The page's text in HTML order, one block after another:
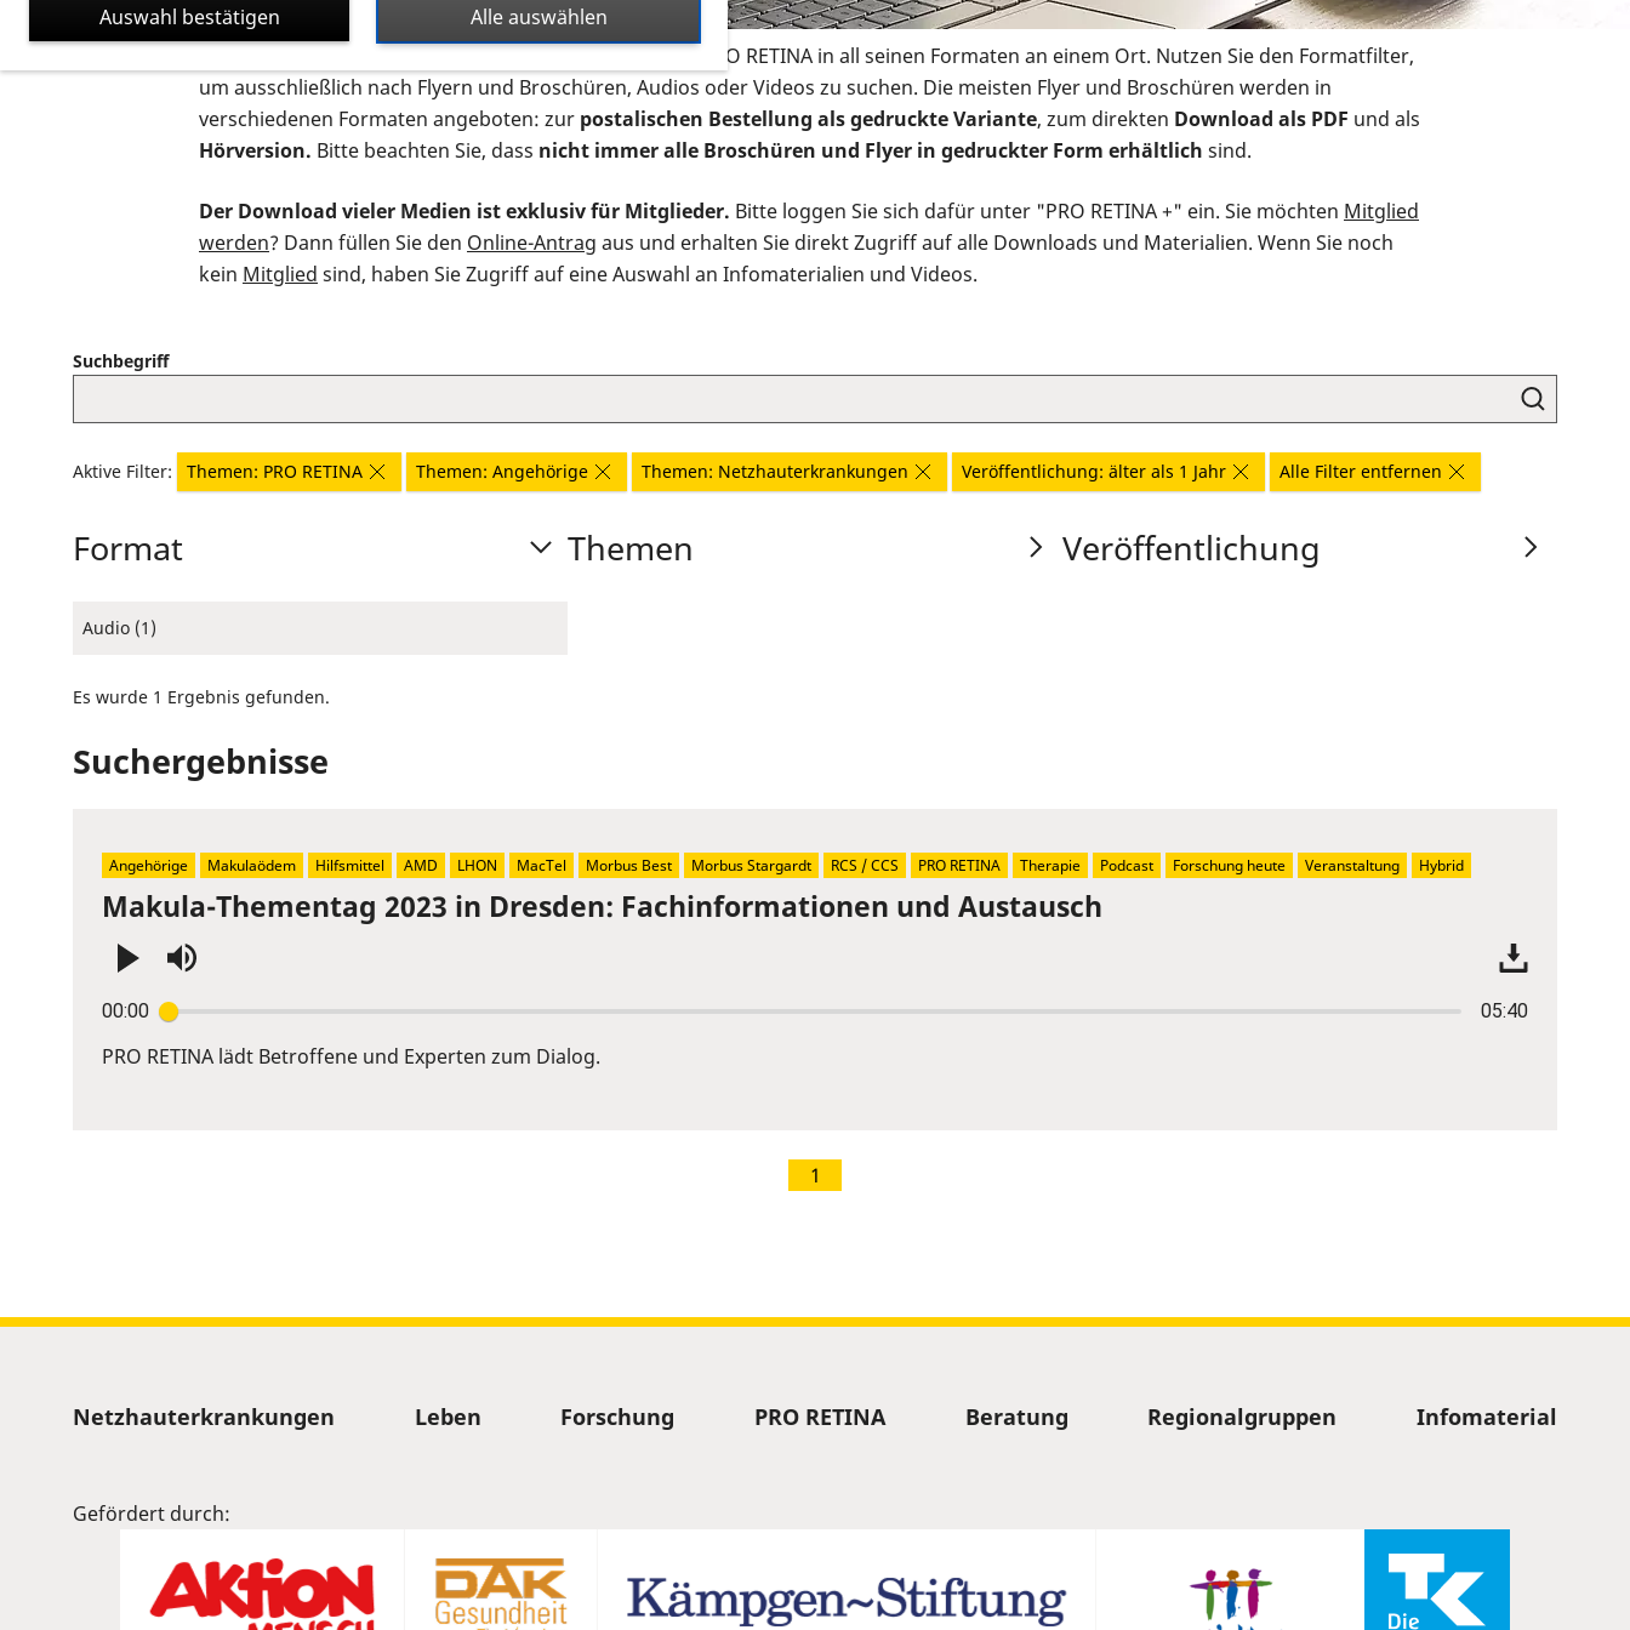
Auf dieser Seite finden Sie sämtliches Infomaterial der PRO RETINA in all seinen Formaten an einem Ort. Nutzen Sie den Formatfilter,
um ausschließlich nach Flyern und Broschüren, Audios oder Videos zu suchen. Die meisten Flyer und Broschüren werden in
verschiedenen Formaten angeboten: zur postalischen Bestellung als gedruckte Variante, zum direkten Download als PDF und als
Hörversion. Bitte beachten Sie, dass nicht immer alle Broschüren und Flyer in gedruckter Form erhältlich sind.
Der Download vieler Medien ist exklusiv für Mitglieder. Bitte loggen Sie sich dafür unter "PRO RETINA +" ein. Sie möchten Mitglied
werden? Dann füllen Sie den Online-Antrag aus und erhalten Sie direkt Zugriff auf alle Downloads und Materialien. Wenn Sie noch
kein Mitglied sind, haben Sie Zugriff auf eine Auswahl an Infomaterialien und Videos.
Suchbegriff
Aktive Filter: Themen: PRO RETINA Themen: Angehörige Themen: Netzhauterkrankungen Veröffentlichung: älter als 1 Jahr Alle Filter entfernen
Format
Audio (1)
Themen Veröffentlichung
Es wurde 1 Ergebnis gefunden.
Suchergebnisse
Makula-Thementag 2023 in Dresden: Fachinformationen und Austausch
00:00 05:40
Enter
or
PRO RETINA lädt Betroffene und Experten zum Dialog.
Angehörige Makulaödem Hilfsmittel AMD LHON MacTel Morbus Best Morbus Stargardt RCS / CCS PRO RETINA Therapie Podcast Forschung heute Veranstaltung Hybrid
1
Sitemap
Netzhauterkrankungen Leben Forschung PRO RETINA Beratung Regionalgruppen Infomaterial
Gefördert durch:
Alle auswählen
Auswahl bestätigen